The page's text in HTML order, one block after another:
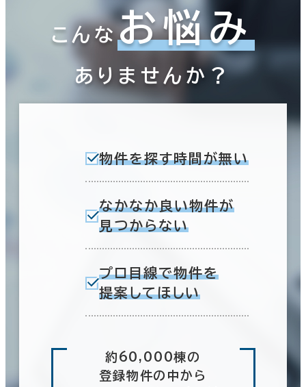
こんなお悩み
ありませんか？
物件を探す時間が無い
なかなか良い物件が
見つからない
プロ目線で物件を
提案してほしい
約60,000棟の
登録物件の中から